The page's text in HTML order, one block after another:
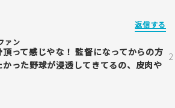
返信する
ァン
って感じやな！ 監督になってからの方
った野球が浸透してきてるの、皮肉や